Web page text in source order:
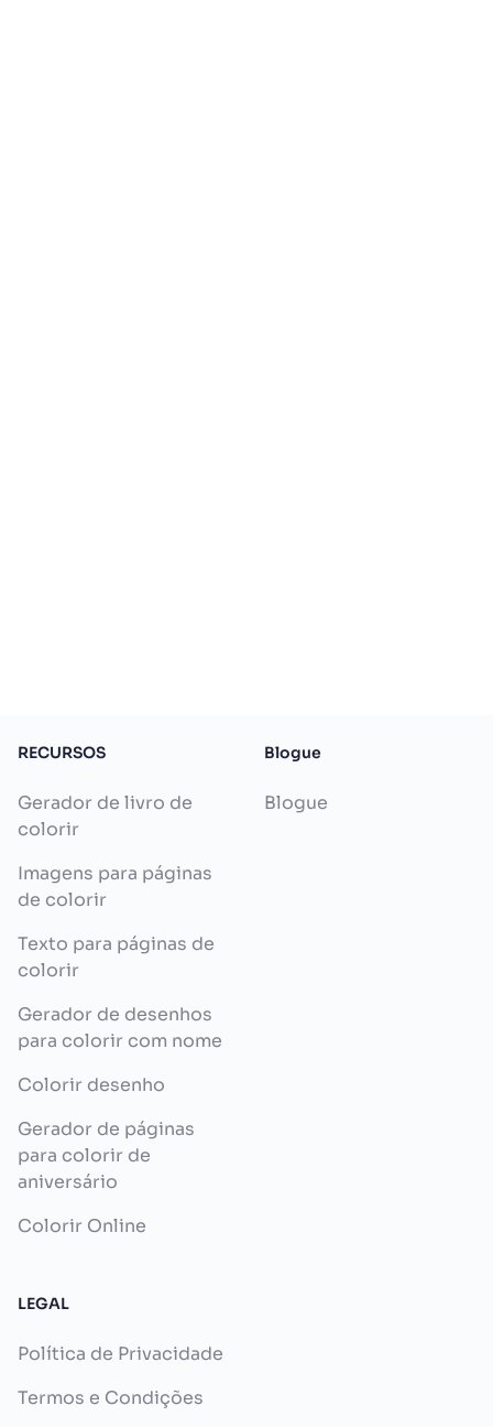
RECURSOS
Gerador de livro de
colorir
Imagens para páginas
de colorir
Texto para páginas de
colorir
Gerador de desenhos
para colorir com nome
Colorir desenho
Gerador de páginas
para colorir de
aniversário
Colorir Online
Blogue
Blogue
LEGAL
Política de Privacidade
Termos e Condições